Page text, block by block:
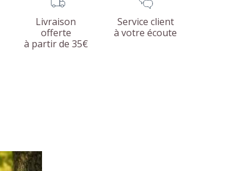
Livraison
offerte
à partir de 35€
Service client
à votre écoute